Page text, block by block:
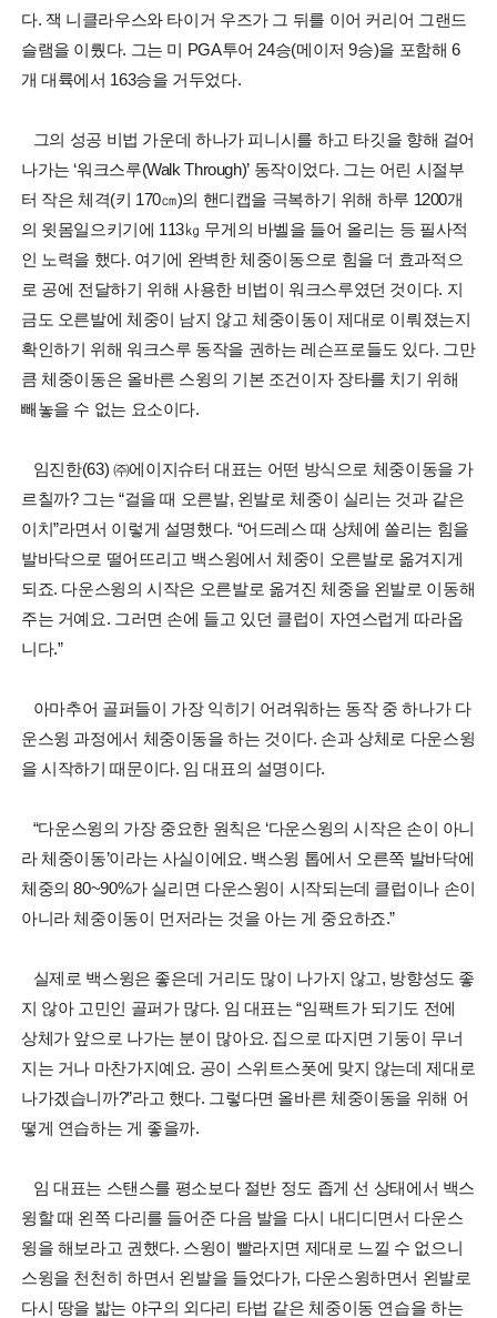
다. 잭 니클라우스와 타이거 우즈가 그 뒤를 이어 커리어 그랜드
슬램을 이뤘다. 그는 미 PGA투어 24승(메이저 9승)을 포함해 6
개 대륙에서 163승을 거두었다.
그의 성공 비법 가운데 하나가 피니시를 하고 타깃을 향해 걸어
나가는 ‘워크스루(Walk Through)’ 동작이었다. 그는 어린 시절부
터 작은 체격(키 170㎝)의 핸디캡을 극복하기 위해 하루 1200개
의 윗몸일으키기에 113㎏ 무게의 바벨을 들어 올리는 등 필사적
인 노력을 했다. 여기에 완벽한 체중이동으로 힘을 더 효과적으
로 공에 전달하기 위해 사용한 비법이 워크스루였던 것이다. 지
금도 오른발에 체중이 남지 않고 체중이동이 제대로 이뤄졌는지
확인하기 위해 워크스루 동작을 권하는 레슨프로들도 있다. 그만
큼 체중이동은 올바른 스윙의 기본 조건이자 장타를 치기 위해
빼놓을 수 없는 요소이다.
임진한(63) ㈜에이지슈터 대표는 어떤 방식으로 체중이동을 가
르칠까? 그는 “걸을 때 오른발, 왼발로 체중이 실리는 것과 같은
이치”라면서 이렇게 설명했다. “어드레스 때 상체에 쏠리는 힘을
발바닥으로 떨어뜨리고 백스윙에서 체중이 오른발로 옮겨지게
되죠. 다운스윙의 시작은 오른발로 옮겨진 체중을 왼발로 이동해
주는 거예요. 그러면 손에 들고 있던 클럽이 자연스럽게 따라옵
니다.”
아마추어 골퍼들이 가장 익히기 어려워하는 동작 중 하나가 다
운스윙 과정에서 체중이동을 하는 것이다. 손과 상체로 다운스윙
을 시작하기 때문이다. 임 대표의 설명이다.
“다운스윙의 가장 중요한 원칙은 ‘다운스윙의 시작은 손이 아니
라 체중이동’이라는 사실이에요. 백스윙 톱에서 오른쪽 발바닥에
체중의 80~90%가 실리면 다운스윙이 시작되는데 클럽이나 손이
아니라 체중이동이 먼저라는 것을 아는 게 중요하죠.”
실제로 백스윙은 좋은데 거리도 많이 나가지 않고, 방향성도 좋
지 않아 고민인 골퍼가 많다. 임 대표는 “임팩트가 되기도 전에
상체가 앞으로 나가는 분이 많아요. 집으로 따지면 기둥이 무너
지는 거나 마찬가지예요. 공이 스위트스폿에 맞지 않는데 제대로
나가겠습니까?”라고 했다. 그렇다면 올바른 체중이동을 위해 어
떻게 연습하는 게 좋을까.
임 대표는 스탠스를 평소보다 절반 정도 좁게 선 상태에서 백스
윙할 때 왼쪽 다리를 들어준 다음 발을 다시 내디디면서 다운스
윙을 해보라고 권했다. 스윙이 빨라지면 제대로 느낄 수 없으니
스윙을 천천히 하면서 왼발을 들었다가, 다운스윙하면서 왼발로
다시 땅을 밟는 야구의 외다리 타법 같은 체중이동 연습을 하는